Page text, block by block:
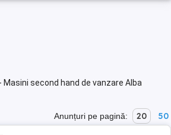
second hand de vanzare Alba
Anunțuri pe pagină: 20 50